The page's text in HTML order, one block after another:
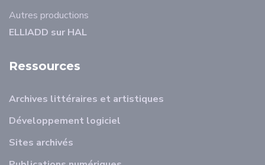
Autres productions
ELLIADD sur HAL
Ressources
Archives littéraires et artistiques
Développement logiciel
Sites archivés